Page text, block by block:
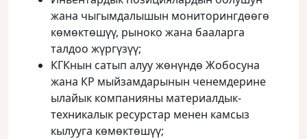
жана чыгымдалышын мониторингдөөгө
көмөктөшүү, рыноко жана бааларга
талдоо жүргүзүү;
КГКнын сатып алуу жөнүндө Жобосуна
жана КР мыйзамдарынын ченемдерине
ылайык компанияны материалдык-
техникалык ресурстар менен камсыз
кылууга көмөктөшүү;